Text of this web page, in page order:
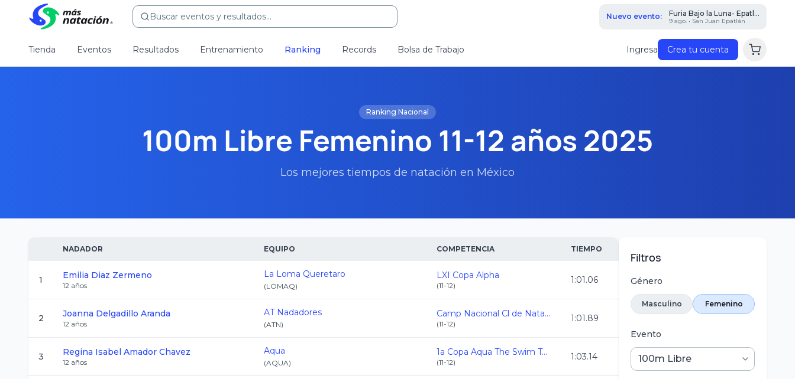
Buscar eventos y resultados... Nuevo evento: Furia Bajo la Luna- Epatl...
9 ago. • San Juan Epatlán
Tienda Eventos Resultados Entrenamiento Ranking Records Bolsa de Trabajo Ingresa Crea tu cuenta
Ranking Nacional
100m Libre Femenino 11-12 años 2025
Los mejores tiempos de natación en México
NADADOR EQUIPO COMPETENCIA TIEMPO
1 Emilia Diaz Zermeno
12 años
La Loma Queretaro
(LOMAQ)
LXI Copa Alpha
(11-12)
1:01.06
2 Joanna Delgadillo Aranda
12 años
AT Nadadores
(ATN)
Camp Nacional Cl de Natacion y Aguas Abiertas
(11-12)
1:01.89
3 Regina Isabel Amador Chavez
12 años
Aqua
(AQUA)
1a Copa Aqua The Swim Team
(11-12)
1:03.14
Filtros
Género
Masculino Femenino
Evento